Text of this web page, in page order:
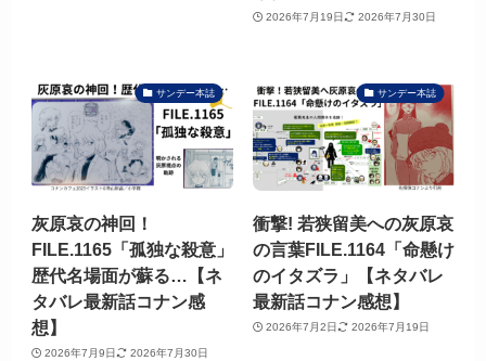
2026年7月19日 2026年7月30日
サンデー本誌
灰原哀の神回！
FILE.1165「孤独な殺意」
歴代名場面が蘇る…【ネ
タバレ最新話コナン感
想】
2026年7月9日 2026年7月30日
サンデー本誌
衝撃! 若狭留美への灰原哀
の言葉FILE.1164「命懸け
のイタズラ」【ネタバレ
最新話コナン感想】
2026年7月2日 2026年7月19日